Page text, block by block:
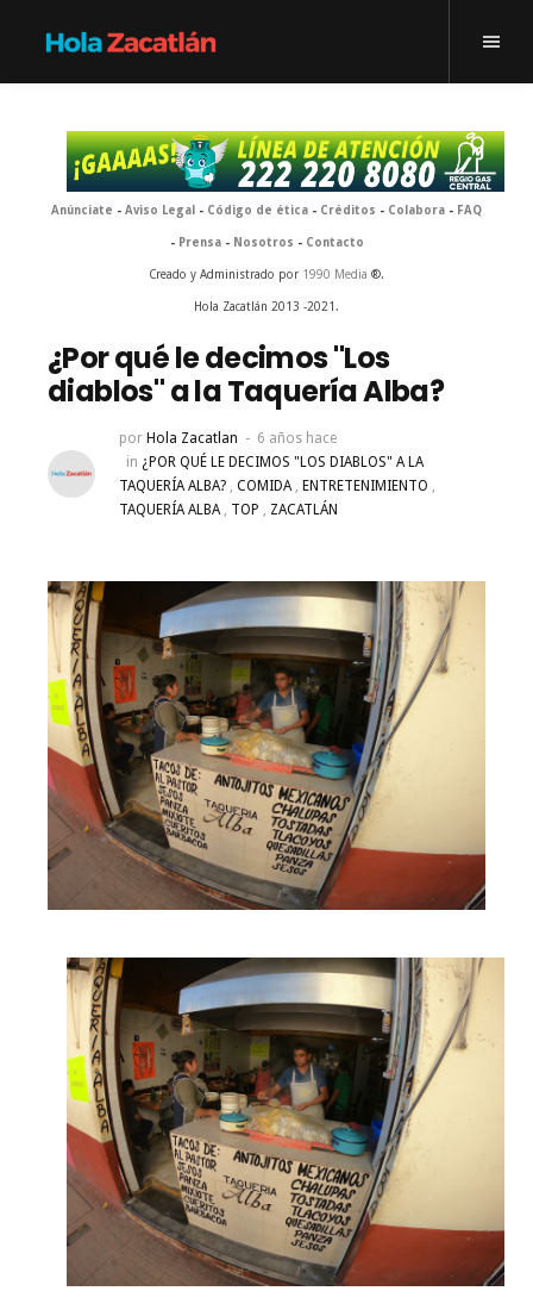
Anúnciate - Aviso Legal - Código de ética - Créditos - Colabora - FAQ
- Prensa- Nosotros - Contacto
Creado y Administrado por 1990 Media ®.
Hola Zacatlán 2013 -2021.
¿Por qué le decimos "Los
diablos" a la Taquería Alba?
por Hola Zacatlan
6 años hace
in ¿POR QUÉ LE DECIMOS "LOS DIABLOS" A LA
TAQUERÍA ALBA? , COMIDA, ENTRETENIMIENTO ,
TAQUERÍA ALBA, TOP , ZACATLÁN